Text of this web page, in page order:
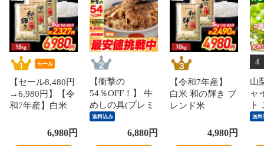
セール
【セール8,480円
→6,980円】【令
和7年産】白米
ド米 15kg 密封新
6,980円
【衝撃の
54％OFF！】 牛
めしの具(プレミ
アム仕様)30個セ
ット 1個当たり
たっぷり135g 冷
送料込み
6,880円
【令和7年産】
白米 和の輝き ブ
レンド米
袋） 密封新鮮パ
4,980円
4
山
ャ
ト
赤
送料